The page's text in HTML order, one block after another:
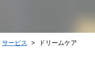
サービス > ドリームケア